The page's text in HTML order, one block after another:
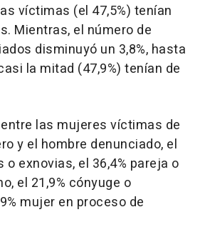
víctimas (el 47,5%) tenían
Mientras, el número de
disminuyó un 3,8%, hasta
la mitad (47,9%) tenían de
las mujeres víctimas de
y el hombre denunciado, el
o exnovias, el 36,4% pareja o
el 21,9% cónyuge o
mujer en proceso de